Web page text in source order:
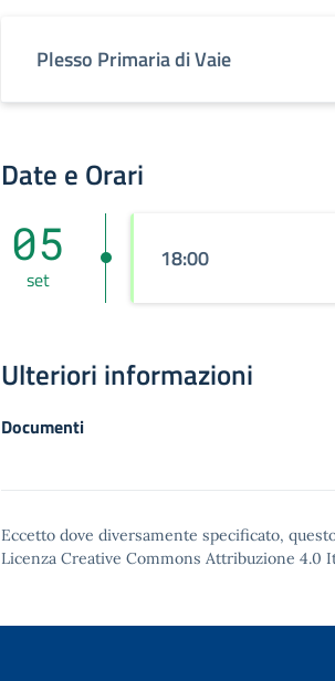
Plesso Primaria di Vaie
Date e Orari
05
set
18:00
Ulteriori informazioni
Documenti
Eccetto dove diversamente specificato,
Licenza Creative Commons Attribuzione 4.0